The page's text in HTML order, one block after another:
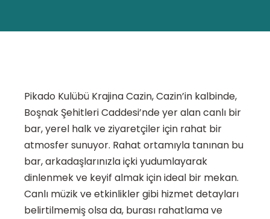
Pikado Kulübü Krajina Cazin, Cazin’in kalbinde,
Boşnak Şehitleri Caddesi’nde yer alan canlı bir
bar, yerel halk ve ziyaretçiler için rahat bir
atmosfer sunuyor. Rahat ortamıyla tanınan bu
bar, arkadaşlarınızla içki yudumlayarak
dinlenmek ve keyif almak için ideal bir mekan.
Canlı müzik ve etkinlikler gibi hizmet detayları
belirtilmemiş olsa da, burası rahatlama ve